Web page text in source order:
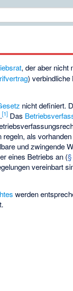
, der aber nicht
) verbindliche
nicht definiert.
[1] Das
als
und zwingende
eines Betriebs an (
vereinbart
werden